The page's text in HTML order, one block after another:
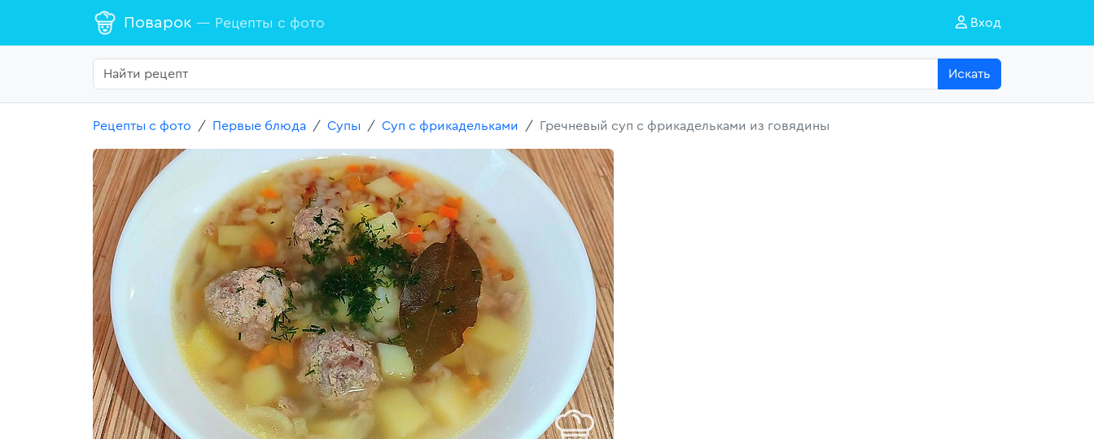
Поварок — Рецепты с фото Вход
Искать
Рецепты с фото Первые блюда Супы Суп с фрикадельками Гречневый суп с фрикадельками из говядины